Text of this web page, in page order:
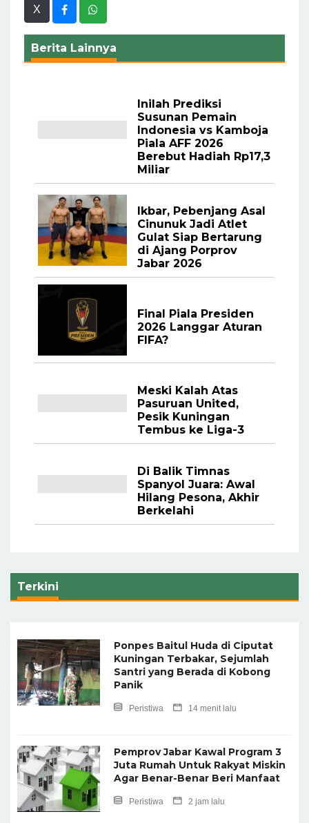
X
Berita Lainnya
Inilah Prediksi
Susunan Pemain
Indonesia vs Kamboja
Piala AFF 2026
Berebut Hadiah Rp17,3
Miliar
Ikbar, Pebenjang Asal
Cinunuk Jadi Atlet
Gulat Siap Bertarung
di Ajang Porprov
Jabar 2026
Final Piala Presiden
2026 Langgar Aturan
FIFA?
Meski Kalah Atas
Pasuruan United,
Pesik Kuningan
Tembus ke Liga-3
Di Balik Timnas
Spanyol Juara: Awal
Hilang Pesona, Akhir
Berkelahi
Terkini
Ponpes Baitul Huda di Ciputat
Kuningan Terbakar, Sejumlah
Santri yang Berada di Kobong
Panik
Peristiwa 14 menit lalu
Pemprov Jabar Kawal Program 3
Juta Rumah Untuk Rakyat Miskin
Agar Benar-Benar Beri Manfaat
Peristiwa 2 jam lalu